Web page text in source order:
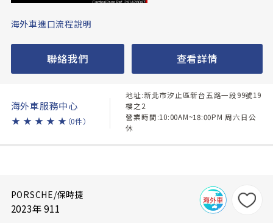
海外車進口流程說明
聯絡我們 查看詳情
海外車服務中心
★ ★ ★ ★ ★ （0件）
地址:新北市汐止區新台五路一段99號19
樓之2
營業時間:10:00AM~18:00PM 周六日公
休
PORSCHE/保時捷
2023年 911